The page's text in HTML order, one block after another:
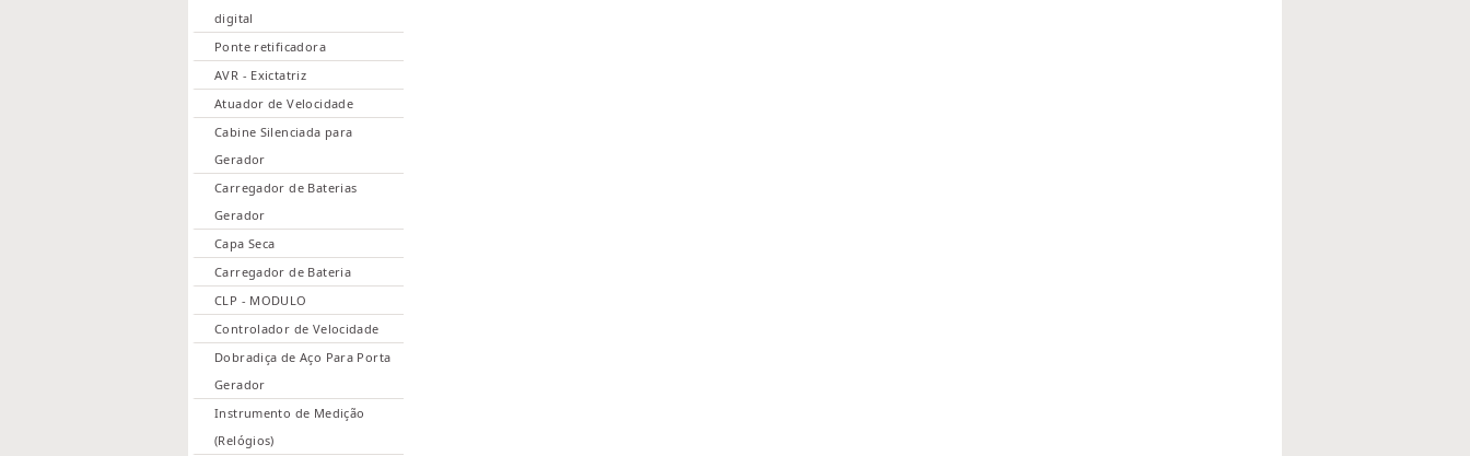
digital
Ponte retificadora
AVR - Exictatriz
Atuador de Velocidade
Cabine Silenciada para
Gerador
Carregador de Baterias
Gerador
Capa Seca
Carregador de Bateria
CLP - MODULO
Controlador de Velocidade
Dobradiça de Aço Para Porta
Gerador
Instrumento de Medição
(Relógios)